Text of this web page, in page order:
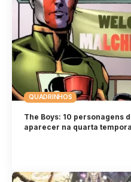
QUADRINHOS
The Boys: 10 personagens
aparecer na quarta